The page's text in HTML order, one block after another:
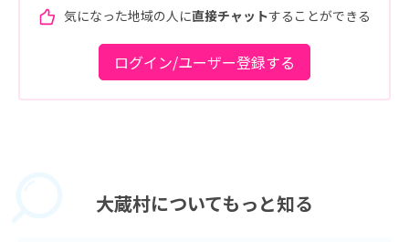
気になった地域の人に直接チャットすることができる
ログイン/ユーザー登録する
大蔵村についてもっと知る